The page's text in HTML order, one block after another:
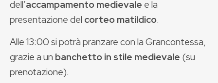
dell’accampamento medievale e la
presentazione del corteo matildico.
Alle 13:00 si potrà pranzare con la Grancontessa,
grazie a un banchetto in stile medievale (su
prenotazione).